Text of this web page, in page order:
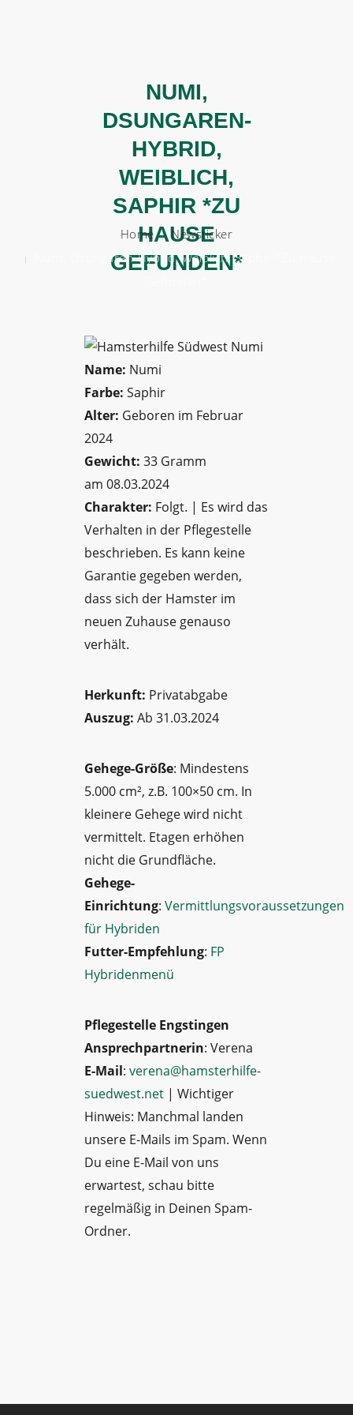
NUMI,
DSUNGAREN-
HYBRID,
WEIBLICH,
SAPHIR *ZU
HAUSE
GEFUNDEN*
Home
Newsticker
Numi, Dsungaren-Hybrid, Weiblich, Saphir *zu Hause
Name: Numi
Farbe: Saphir
Alter: Geboren im Februar
2024
Gewicht: 33 Gramm
am 08.03.2024
Charakter: Folgt. | Es wird das
Verhalten in der Pflegestelle
beschrieben. Es kann keine
Garantie gegeben werden,
dass sich der Hamster im
neuen Zuhause genauso
verhält.
Herkunft: Privatabgabe
Auszug: Ab 31.03.2024
Gehege-Größe: Mindestens
5.000 cm², z.B. 100×50 cm. In
kleinere Gehege wird nicht
vermittelt. Etagen erhöhen
nicht die Grundfläche.
Gehege-
Einrichtung: Vermittlungsvoraussetzungen
für Hybriden
Futter-Empfehlung: FP
Hybridenmenü
Pflegestelle Engstingen
Ansprechpartnerin: Verena
E-Mail: verena@hamsterhilfe-
suedwest.net| Wichtiger
Hinweis: Manchmal landen
unsere E-Mails im Spam. Wenn
Du eine E-Mail von uns
erwartest, schau bitte
regelmäßig in Deinen Spam-
Ordner.